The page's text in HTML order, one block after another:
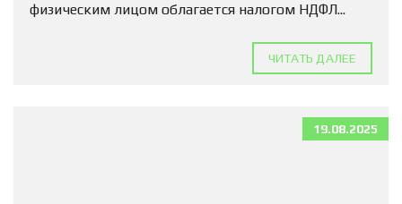
физическим лицом облагается налогом НДФЛ...
ЧИТАТЬ ДАЛЕЕ
19.08.2025